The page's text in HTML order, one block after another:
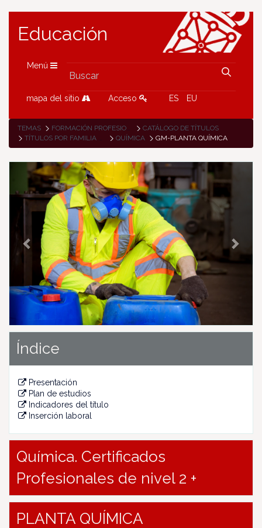
Educación
Menú
mapa del sitio Acceso ES EU
TEMAS FORMACIÓN PROFESIONAL
CATÁLOGO DE TÍTULOS
TÍTULOS POR FAMILIA PROFESIONAL
QUÍMICA GM-PLANTA QUÍMICA
P
r
e
i
o
s
Índice
Presentación
Plan de estudios
Indicadores del título
Inserción laboral
Química. Certificados
Profesionales de nivel 2 +
PLANTA QUÍMICA